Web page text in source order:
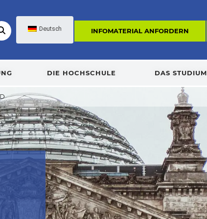
Deutsch INFOMATERIAL ANFORDERN
DIE HOCHSCHULE DAS STUDIUM